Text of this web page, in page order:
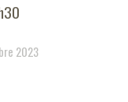
2023